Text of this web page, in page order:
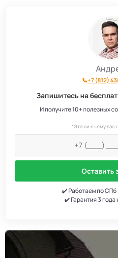
+7 (812)
Запишитесь на
И получите 10+ полезных
*Это ни к чему вас
Оставить
✔️ Работаем по СПб
✔️ Гарантия 3 года